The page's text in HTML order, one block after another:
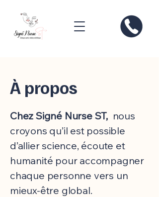
À propos
Chez Signé Nurse ST, nous
croyons qu’il est possible
d’allier science, écoute et
humanité pour accompagner
chaque personne vers un
mieux-être global.